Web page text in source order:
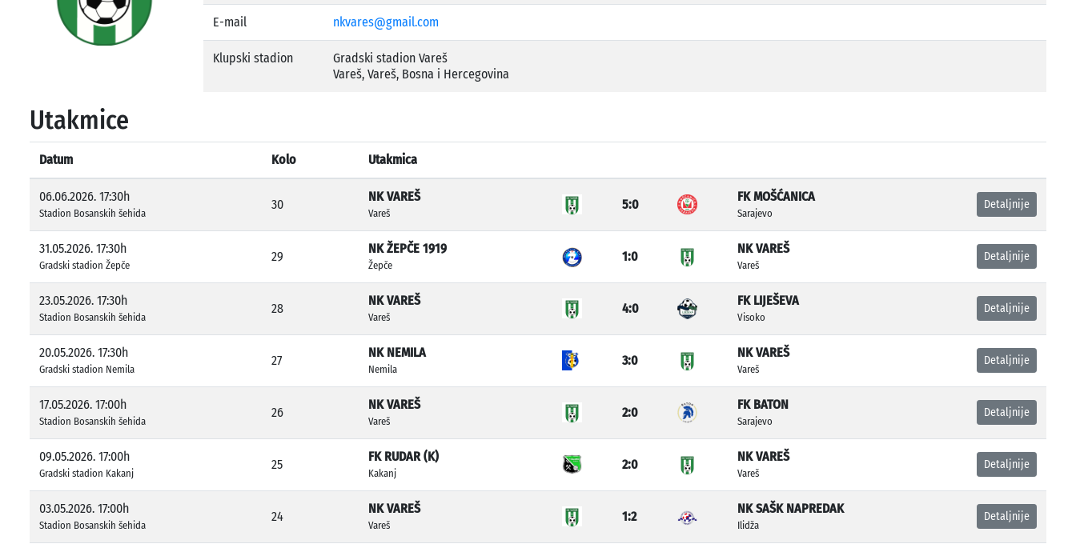
E-mail nkvares@gmail.com
Klupski stadion
Gradski stadion Vareš
Vareš, Vareš, Bosna i Hercegovina
Utakmice
Datum Kolo Utakmica
06.06.2026. 17:30h
Stadion Bosanskih šehida
30
NK VAREŠ
Vareš
5:0
FK MOŠĆANICA
Sarajevo
Detaljnije
31.05.2026. 17:30h
Gradski stadion Žepče
29
NK ŽEPČE 1919
Žepče
1:0
NK VAREŠ
Vareš
Detaljnije
23.05.2026. 17:30h
Stadion Bosanskih šehida
28
NK VAREŠ
Vareš
4:0
FK LIJEŠEVA
Visoko
Detaljnije
20.05.2026. 17:30h
Gradski stadion Nemila
27
NK NEMILA
Nemila
3:0
NK VAREŠ
Vareš
Detaljnije
17.05.2026. 17:00h
Stadion Bosanskih šehida
26
NK VAREŠ
Vareš
2:0
FK BATON
Sarajevo
Detaljnije
09.05.2026. 17:00h
Gradski stadion Kakanj
25
FK RUDAR (K)
Kakanj
2:0
NK VAREŠ
Vareš
Detaljnije
03.05.2026. 17:00h
Stadion Bosanskih šehida
24
NK VAREŠ
Vareš
1:2
NK SAŠK NAPREDAK
Ilidža
Detaljnije